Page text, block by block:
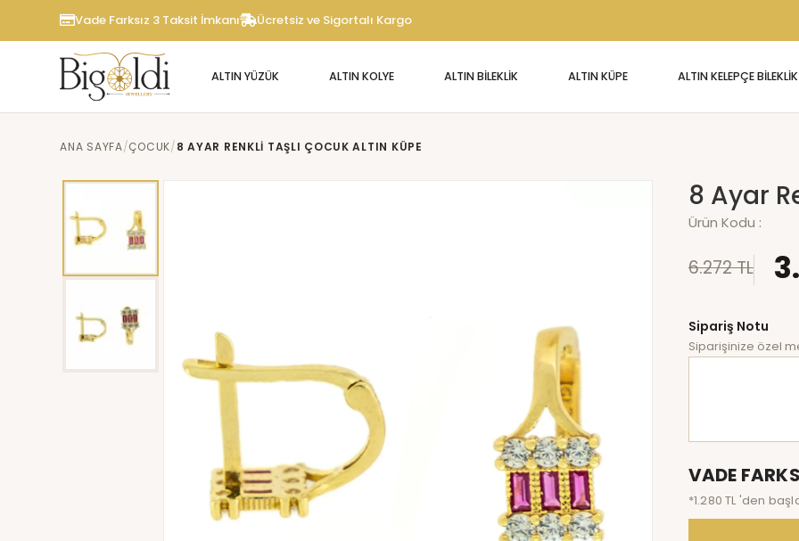
Vade Farksız 3 Taksit İmkanı Ücretsiz ve Sigortalı Kargo
ALTIN YÜZÜK ALTIN KOLYE ALTIN BİLEKLİK ALTIN KÜPE ALTIN KELEPÇE BİLEKLİK
ANA SAYFA ÇOCUK 8 AYAR RENKLI TAŞLI ÇOCUK ALTIN KÜPE
8 Ayar
Ürün Kodu :
6.272 TL
Sipariş Notu
Siparişinize özel
VADE
*1.280 TL 'den